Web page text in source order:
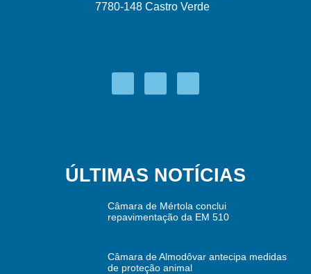
7780-148 Castro Verde
ÚLTIMAS NOTÍCIAS
Câmara de Mértola conclui
repavimentação da EM 510
Câmara de Almodôvar antecipa medidas
de proteção animal